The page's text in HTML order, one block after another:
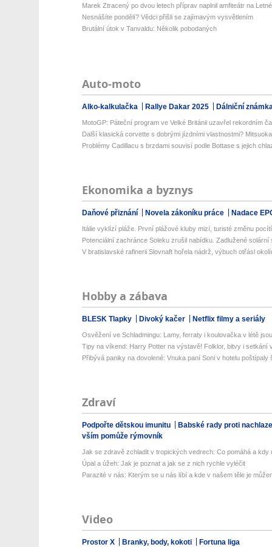
Marek Ztracený po dvou letech příprav naplnil amfiteátr na
Nesnášíte pondělí? Vědci přišli se zajímavým vysvětlením
Brutální útok v Tanvaldu: Několik pobodaných
Auto-moto
Alko-kalkulačka Rallye Dakar 2025 Dálniční
MotoGP: Páteční program ve Velké Británii uzavřel rekordním
Další klasická corvette s dobrými jízdními vlastnostmi?
Problémy Cadillacu s brzdami souvisí podle Bottase s jejich
Ekonomika a byznys
Daňové přiznání Novela zákoníku práce Nadace
Itálie vyklízí pláže. První plážové kluby mizí, turisté změnu
Potenciální zachránce Soleku zrušil nabídku. Zadlužené solární
V bratislavské rafinerii Slovnaft hořela nádrž, výbuch otřásl
Hobby a zábava
BLESK Tlapky Divoký kačer Netflix filmy a seriály
Osvěžení ve Schladmingu: Lamy, ferraty i koulovačka v létě
Tipy na víkend: Harry Potter na výstavě! Folklor, bitvy i setkání
Přibývá paniky na dovolené: Vnuka paní Soni v hotelu poštípaly
Zdraví
Podpořte dětskou imunitu
Babské rady proti
vším pomůže rýmovník
Jak se zdravě zchladit v tropických vedrech: Co pomáhá a kdy
Úpal a úžeh: Jak je poznat a jak se z nich rychle vyléčit
Parazité v nás: Kterým se u nás líbí a kde v našem těle je
Video
Prostor X Branky, body, kokoti Fortuna liga